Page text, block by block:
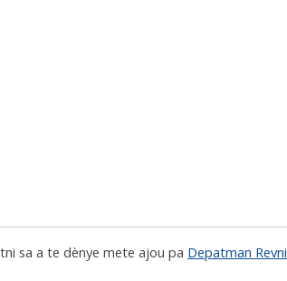
sa a te dènye mete ajou pa Depatman Revni